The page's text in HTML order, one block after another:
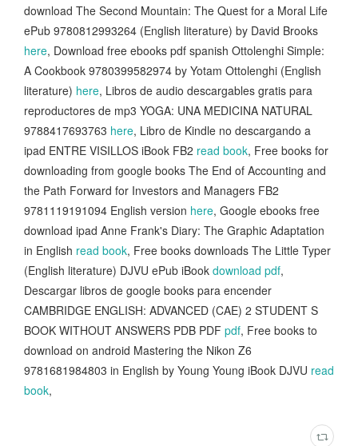
download The Second Mountain: The Quest for a Moral Life
ePub 9780812993264 (English literature) by David Brooks
here, Download free ebooks pdf spanish Ottolenghi Simple:
A Cookbook 9780399582974 by Yotam Ottolenghi (English
literature) here, Libros de audio descargables gratis para
reproductores de mp3 YOGA: UNA MEDICINA NATURAL
9788417693763 here, Libro de Kindle no descargando a
ipad ENTRE VISILLOS iBook FB2 read book, Free books for
downloading from google books The End of Accounting and
the Path Forward for Investors and Managers FB2
9781119191094 English version here, Google ebooks free
download ipad Anne Frank's Diary: The Graphic Adaptation
in English read book, Free books downloads The Little Typer
(English literature) DJVU ePub iBook download pdf,
Descargar libros de google books para encender
CAMBRIDGE ENGLISH: ADVANCED (CAE) 2 STUDENT S
BOOK WITHOUT ANSWERS PDB PDF pdf, Free books to
download on android Mastering the Nikon Z6
9781681984803 in English by Young Young iBook DJVU read
book,